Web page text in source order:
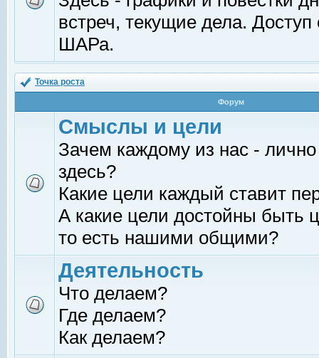
встреч, текущие дела.
ШАРа.
Точка роста
Форум
Смыслы и цели
Зачем каждому из нас -
здесь?
Какие цели каждый ставит
А какие цели достойны быть
то есть нашими общими?
Деятельность
Что делаем?
Где делаем?
Как делаем?